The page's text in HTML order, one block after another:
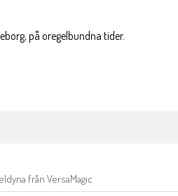
på oregelbundna tider.
från VersaMagic